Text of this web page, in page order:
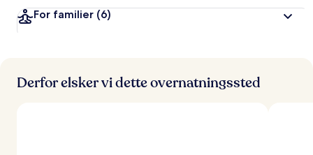
For familier (6)
Derfor elsker vi dette overnatningssted